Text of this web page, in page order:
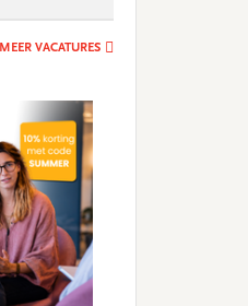
MEER VACATURES